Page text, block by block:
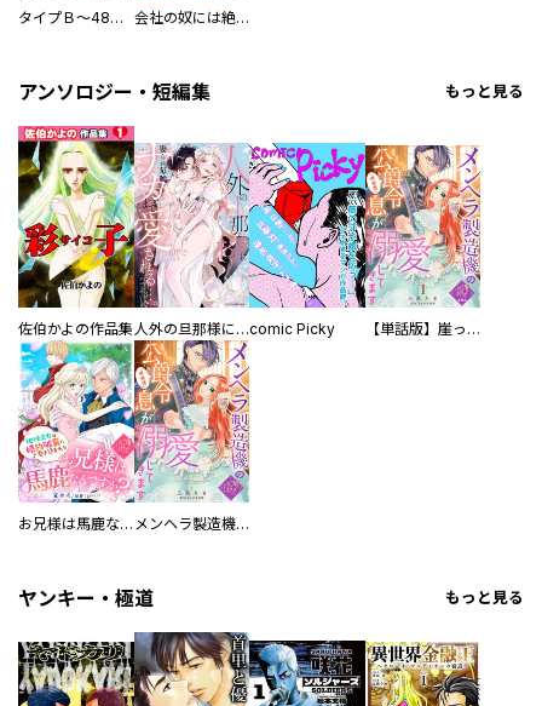
タイプＢ～48時間後、致死率100％～ 会社の奴には絶対知られたくない
アンソロジー・短編集 もっと見る
佐伯かよの作品集 人外の旦那様に娶られ毎晩ナカまで愛される…。アンソロジーcomic Picky 【単話版】崖っぷち令嬢ですが、意地と策略で幸せになります！シリーズ
お兄様は馬鹿なんですか？～地味王女は婚約破棄に巻き込まれる～ メンヘラ製造機の公爵令息（過保護）が溺愛してきます
ヤンキー・極道 もっと見る